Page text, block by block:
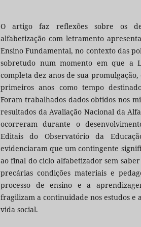
O artigo faz reflexões sobre os
alfabetização com letramento
Ensino Fundamental, no contexto das
sobretudo num momento em que a
completa dez anos de sua
primeiros anos como tempo
Foram trabalhados dados obtidos nos
resultados da Avaliação Nacional da
ocorreram durante o
Editais do Observatório da
evidenciaram que um contingente
ao final do ciclo alfabetizador sem
precárias condições materiais e
processo de ensino e a
fragilizam a continuidade nos estudos e
vida social.